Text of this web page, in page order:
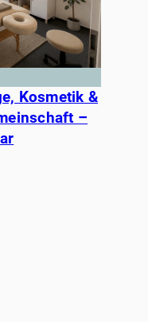
Kosmetik &
–